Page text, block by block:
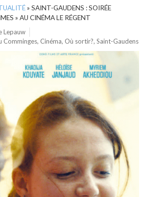
» SAINT-GAUDENS : SOIRÉE
» AU CINÉMA LE RÉGENT
Lepauw
Comminges, Cinéma, Où sortir?, Saint-Gaudens